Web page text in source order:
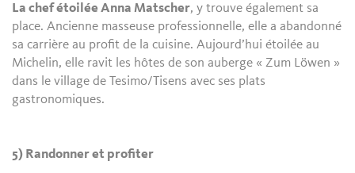
La chef étoilée Anna Matscher, y trouve également sa
place. Ancienne masseuse professionnelle, elle a abandonné
sa carrière au profit de la cuisine. Aujourd’hui étoilée au
Michelin, elle ravit les hôtes de son auberge « Zum Löwen »
dans le village de Tesimo/Tisens avec ses plats
gastronomiques.
5) Randonner et profiter